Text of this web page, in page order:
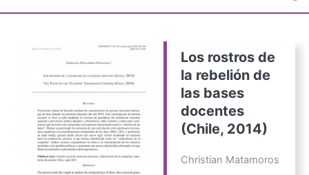
Los rostros de
la rebelión de
las bases
docentes
(Chile, 2014)
Christian Matamoros